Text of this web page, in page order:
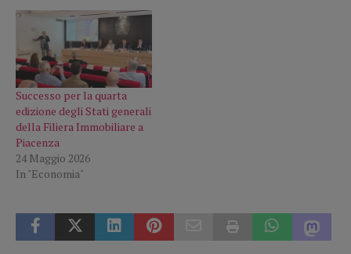
Successo per la quarta
edizione degli Stati generali
della Filiera Immobiliare a
Piacenza
24 Maggio 2026
In "Economia"